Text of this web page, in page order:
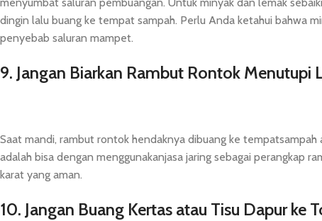
dingin lalu buang ke tempat sampah. Perlu Anda ketahui bahwa
penyebab saluran mampet.
9. Jangan Biarkan Rambut Rontok Menutupi
Saat mandi, rambut rontok hendaknya dibuang ke
adalah bisa dengan menggunakanjasa jaring sebagai perangkap
karat yang aman.
10. Jangan Buang Kertas atau Tisu Dapur ke